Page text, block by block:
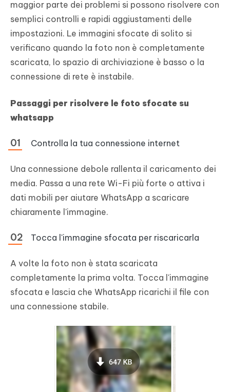
maggior parte dei problemi si possono risolvere con
semplici controlli e rapidi aggiustamenti delle
impostazioni. Le immagini sfocate di solito si
verificano quando la foto non è completamente
scaricata, lo spazio di archiviazione è basso o la
connessione di rete è instabile.
Passaggi per risolvere le foto sfocate su
whatsapp
Controlla la tua connessione internet
Una connessione debole rallenta il caricamento dei
media. Passa a una rete Wi-Fi più forte o attiva i
dati mobili per aiutare WhatsApp a scaricare
chiaramente l'immagine.
Tocca l'immagine sfocata per riscaricarla
A volte la foto non è stata scaricata
completamente la prima volta. Tocca l'immagine
sfocata e lascia che WhatsApp ricarichi il file con
una connessione stabile.